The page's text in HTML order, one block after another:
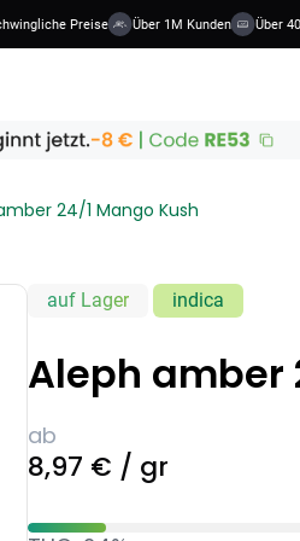
Preise Über 1M Kunden Über 40
24/1 Mango Kush
auf Lager indica
Aleph amber
ab
8,97 € / gr